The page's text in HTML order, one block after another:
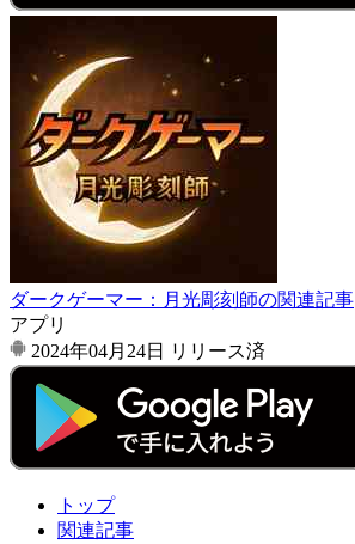
ダークゲーマー：月光彫刻師の関連記事
アプリ
2024年04月24日
リリース済
トップ
関連記事